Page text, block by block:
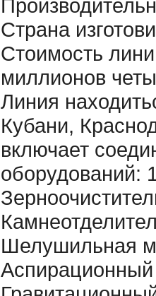
Страна
Стоимость
миллионов
Линия
Кубани,
включает
оборудований:
Шелушильная